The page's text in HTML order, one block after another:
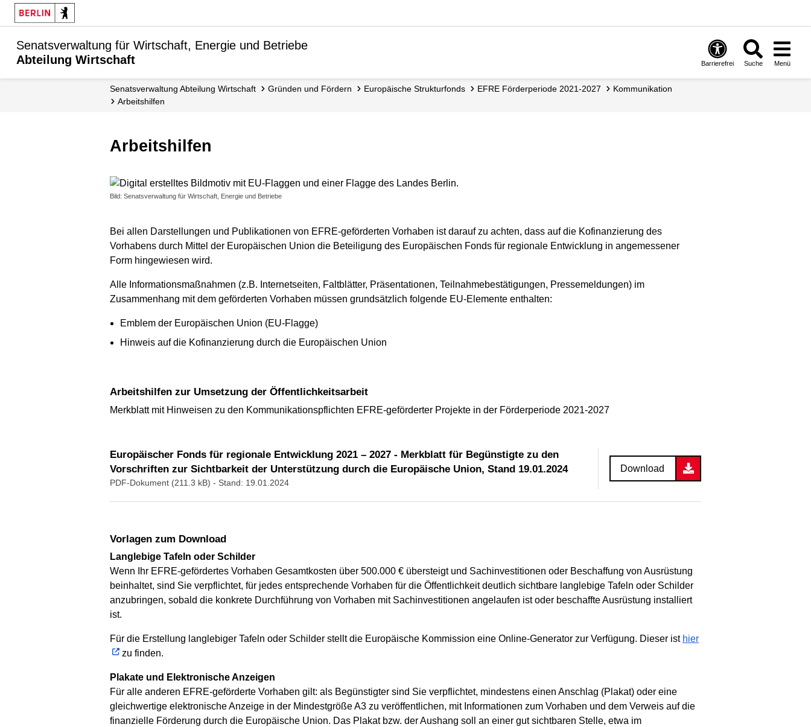
Senatsverwaltung für Wirtschaft, Energie und Betriebe
Abteilung Wirtschaft
Barrierefrei Suche Menü
Senats­verwaltung Abteilung Wirtschaft Gründen und Fördern Europäische Strukturfonds EFRE Förder­periode 2021-2027
Kommunikation
Arbeitshilfen
Arbeitshilfen
Bild: Senatsverwaltung für Wirtschaft, Energie und Betriebe
Bei allen Darstellungen und Publikationen von EFRE-geförderten Vorhaben ist darauf zu achten, dass auf die Kofinanzierung des
Vorhabens durch Mittel der Europäischen Union die Beteiligung des Europäischen Fonds für regionale Entwicklung in angemessener
Form hingewiesen wird.
Alle Informationsmaßnahmen (z.B. Internetseiten, Faltblätter, Präsentationen, Teilnahmebestätigungen, Pressemeldungen) im
Zusammenhang mit dem geförderten Vorhaben müssen grundsätzlich folgende EU-Elemente enthalten:
Emblem der Europäischen Union (EU-Flagge)
Hinweis auf die Kofinanzierung durch die Europäischen Union
Arbeitshilfen zur Umsetzung der Öffentlichkeitsarbeit
Merkblatt mit Hinweisen zu den Kommunikationspflichten EFRE-geförderter Projekte in der Förderperiode 2021-2027
Europäischer Fonds für regionale Entwicklung 2021 – 2027 - Merkblatt für Begünstigte zu den
Vorschriften zur Sichtbarkeit der Unterstützung durch die Europäische Union, Stand 19.01.2024
PDF-Dokument (211.3 kB) - Stand: 19.01.2024
Download
Vorlagen zum Download
Langlebige Tafeln oder Schilder
Wenn Ihr EFRE-gefördertes Vorhaben Gesamtkosten über 500.000 € übersteigt und Sachinvestitionen oder Beschaffung von Ausrüstung
beinhaltet, sind Sie verpflichtet, für jedes entsprechende Vorhaben für die Öffentlichkeit deutlich sichtbare langlebige Tafeln oder Schilder
anzubringen, sobald die konkrete Durchführung von Vorhaben mit Sachinvestitionen angelaufen ist oder beschaffte Ausrüstung installiert
ist.
Für die Erstellung langlebiger Tafeln oder Schilder stellt die Europäische Kommission eine Online-Generator zur Verfügung. Dieser ist hier
zu finden.
Plakate und Elektronische Anzeigen
Für alle anderen EFRE-geförderte Vorhaben gilt: als Begünstigter sind Sie verpflichtet, mindestens einen Anschlag (Plakat) oder eine
gleichwertige elektronische Anzeige in der Mindestgröße A3 zu veröffentlichen, mit Informationen zum Vorhaben und dem Verweis auf die
finanzielle Förderung durch die Europäische Union. Das Plakat bzw. der Aushang soll an einer gut sichtbaren Stelle, etwa im